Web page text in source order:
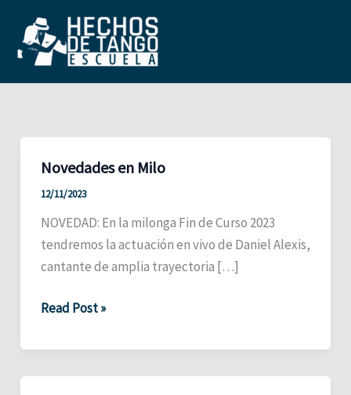
contenido
Novedades en Milo
12/11/2023
NOVEDAD: En la milonga Fin de Curso 2023
tendremos la actuación en vivo de Daniel Alexis,
cantante de amplia trayectoria […]
Novedades
Milo
Read Post »